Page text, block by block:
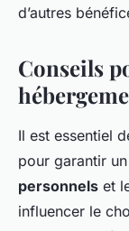
d’autres
Conseils
Il est essentiel
pour garantir
personnels et
influencer le